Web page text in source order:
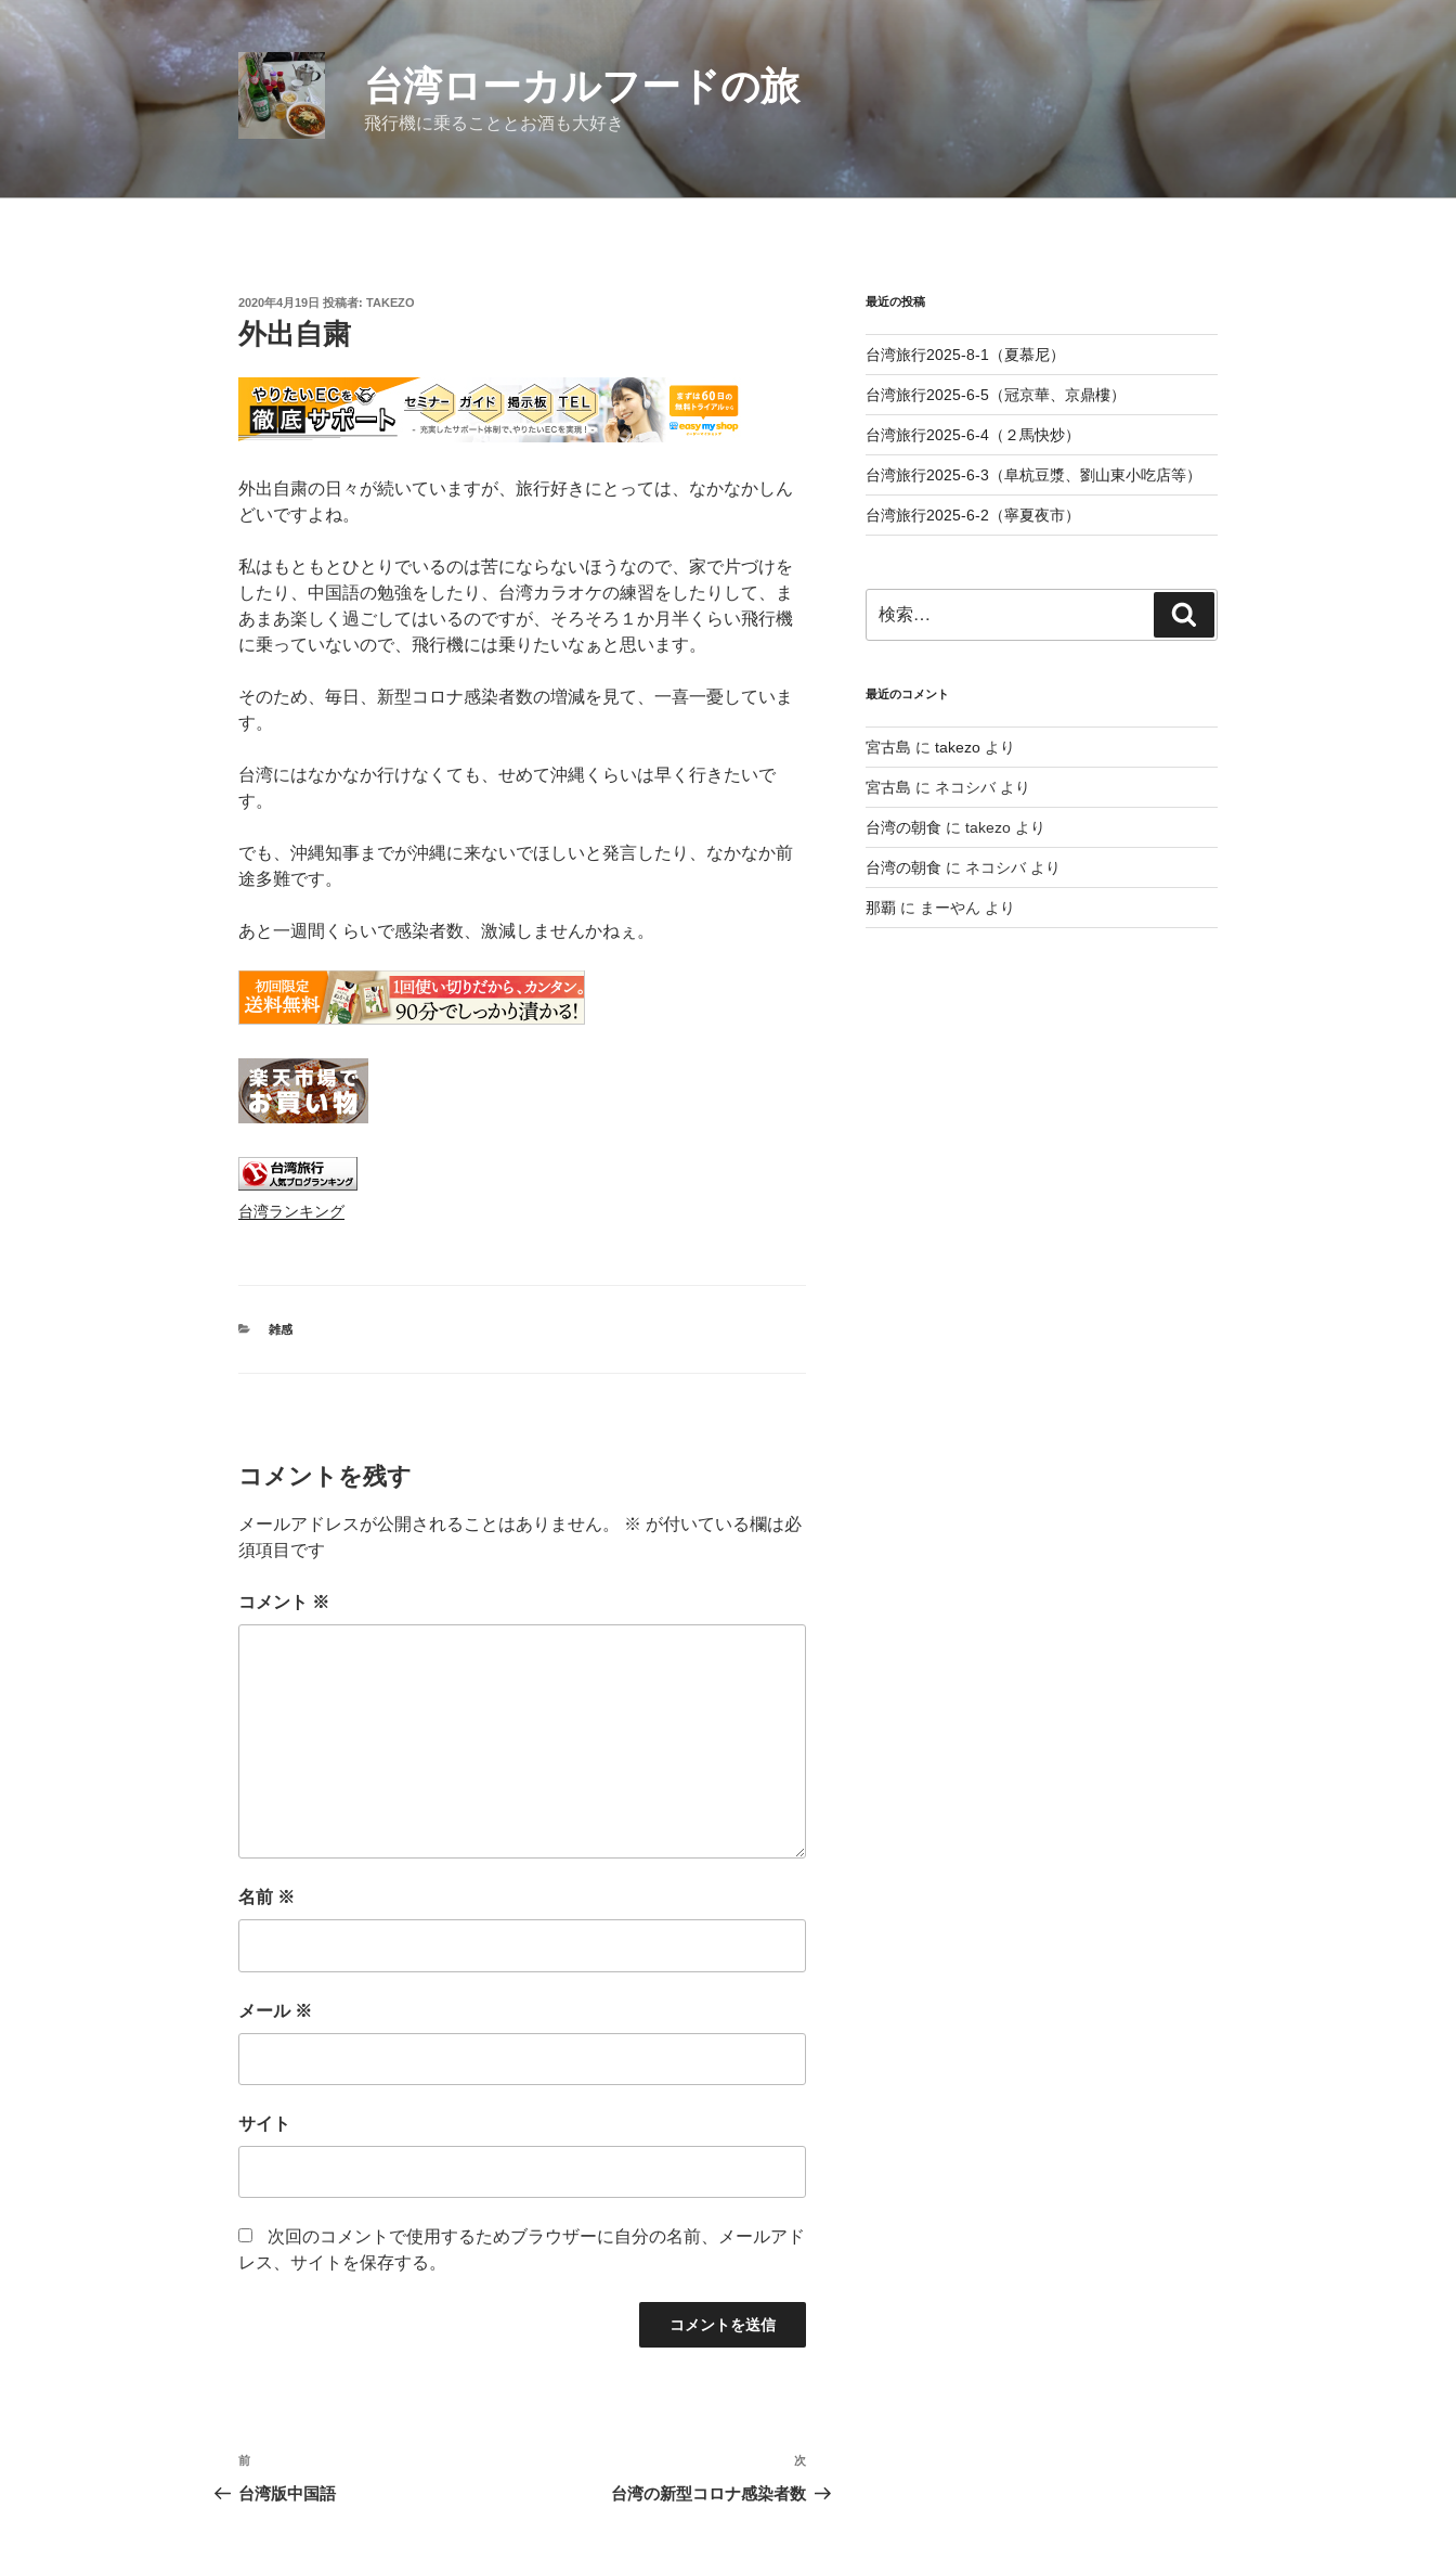
コ
キ
台湾ローカルフードの旅
飛行機に乗ることとお酒も大好き
投
稿
日:
2020年4月19日 投稿者: TAKEZO
外出自粛
外出自粛の日々が続いていますが、旅行好きにとっては、なかなかしん
どいですよね。
私はもともとひとりでいるのは苦にならないほうなので、家で片づけを
したり、中国語の勉強をしたり、台湾カラオケの練習をしたりして、ま
あまあ楽しく過ごしてはいるのですが、そろそろ１か月半くらい飛行機
に乗っていないので、飛行機には乗りたいなぁと思います。
そのため、毎日、新型コロナ感染者数の増減を見て、一喜一憂していま
す。
台湾にはなかなか行けなくても、せめて沖縄くらいは早く行きたいで
す。
でも、沖縄知事までが沖縄に来ないでほしいと発言したり、なかなか前
途多難です。
あと一週間くらいで感染者数、激減しませんかねぇ。
台湾ランキング
カ
雑感
コメントを残す
メールアドレスが公開されることはありません。 ※ が付いている欄は必
須項目です
コメント ※
名前 ※
メール ※
サイト
次回のコメントで使用するためブラウザーに自分の名前、メールアド
レス、サイトを保存する。
投
稿
前
の
前
台湾版中国語
次
の
次
台湾の新型コロナ感染者数
最近の投稿
台湾旅行2025-8-1（夏慕尼）
台湾旅行2025-6-5（冠京華、京鼎樓）
台湾旅行2025-6-4（２馬快炒）
台湾旅行2025-6-3（阜杭豆漿、劉山東小吃店等）
台湾旅行2025-6-2（寧夏夜市）
索:
索
最近のコメント
宮古島 に takezoより
宮古島 に ネコシバより
台湾の朝食 に takezoより
台湾の朝食 に ネコシバより
那覇に まーやん より